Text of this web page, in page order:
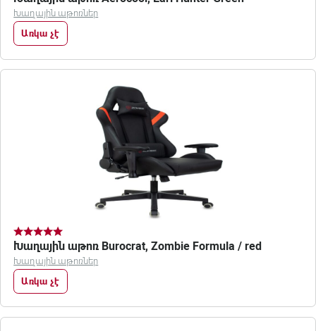
Խաղային աթոռներ
Առկա չէ
Խաղային աթոռ Burocrat, Zombie Formula / red
Խաղային աթոռներ
Առկա չէ